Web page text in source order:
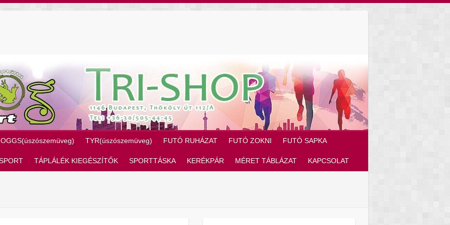
TYR(úszószemüveg) FUTÓ RUHÁZAT FUTÓ ZOKNI FUTÓ SAPKA
TÁPLÁLÉK KIEGÉSZÍTŐK SPORTTÁSKA KERÉKPÁR MÉRET TÁBLÁZAT KAPCSOLAT